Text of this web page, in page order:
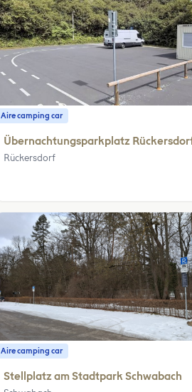
Aire camping car
Übernachtungsparkplatz
Rückersdorf
Aire camping car
Stellplatz am Stadtpark Schwabach